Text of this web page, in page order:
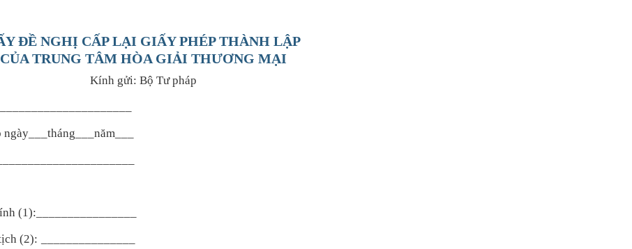
ĐỀ NGHỊ CẤP LẠI GIẤY PHÉP THÀNH LẬP
CỦA TRUNG TÂM HÒA GIẢI THƯƠNG MẠI
Kính gửi: Bộ Tư pháp
(1):____
(2):